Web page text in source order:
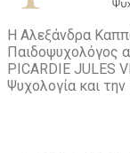
Η Αλεξάνδρα
Παιδοψυχολόγος
PICARDIE JULES
Ψυχολογία και